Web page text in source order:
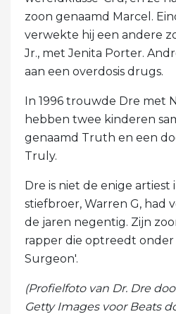
zoon genaamd Marcel.
verwekte hij een andere
Jr., met Jenita Porter.
aan een overdosis drugs.
In 1996 trouwde Dre met
hebben twee kinderen
genaamd Truth en een
Truly.
Dre is niet de enige artiest
stiefbroer, Warren G, had
de jaren negentig. Zijn
rapper die optreedt onder
Surgeon'.
(Profielfoto van Dr. Dre
Getty Images voor Beats